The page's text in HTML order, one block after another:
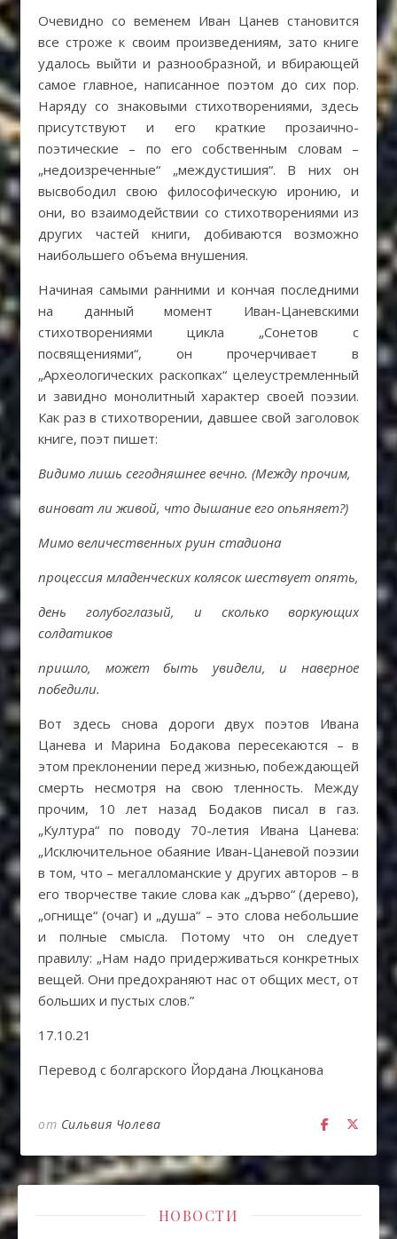
Очевидно со веменем Иван Цанев становится
все строже к своим произведениям, зато книге
удалось выйти и разнообразной, и вбирающей
самое главное, написанное поэтом до сих пор.
Наряду со знаковыми стихотворениями, здесь
присутствуют и его краткие прозаично-
поэтические – по его собственным словам –
„недоизреченные“ „междустишия“. В них он
высвободил свою философическую иронию, и
они, во взаимодействии со стихотворениями из
других частей книги, добиваются возможно
наибольшего объема внушения.
Начиная самыми ранними и кончая последними
на данный момент Иван-Цаневскими
стихотворениями цикла „Сонетов с
посвящениями“, он прочерчивает в
„Археологических раскопках“ целеустремленный
и завидно монолитный характер своей поэзии.
Как раз в стихотворении, давшее свой заголовок
книге, поэт пишет:
Видимо лишь сегодняшнее вечно. (Между прочим,
виноват ли живой, что дышание его опьяняет?)
Мимо величественных руин стадиона
процессия младенческих колясок шествует опять,
день голубоглазый, и сколько воркующих
солдатиков
пришло, может быть увидели, и наверное
победили.
Вот здесь снова дороги двух поэтов Ивана
Цанева и Марина Бодакова пересекаются – в
этом преклонении перед жизнью, побеждающей
смерть несмотря на свою тленность. Между
прочим, 10 лет назад Бодаков писал в газ.
„Култура“ по поводу 70-летия Ивана Цанева:
„Исключительное обаяние Иван-Цаневой поэзии
в том, что – мегалломанские у других авторов – в
его творчестве такие слова как „дърво“ (дерево),
„огнище“ (очаг) и „душа“ – это слова небольшие
и полные смысла. Потому что он следует
правилу: „Нам надо придерживаться конкретных
вещей. Они предохраняют нас от общих мест, от
больших и пустых слов.”
17.10.21
Перевод с болгарского Йордана Люцканова
от Сильвия Чолева
НОВОСТИ